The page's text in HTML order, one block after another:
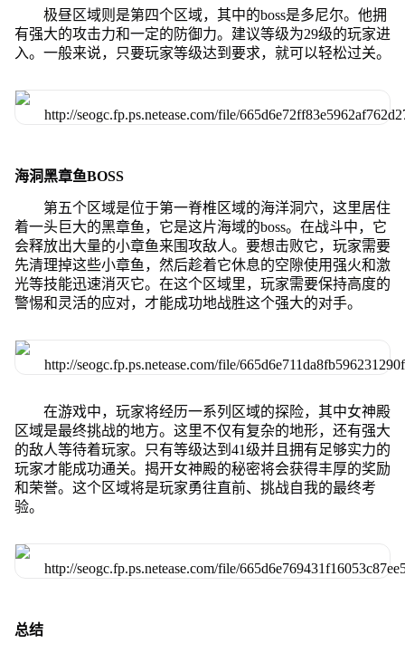
极昼区域则是第四个区域，其中的boss是多尼尔。他拥
有强大的攻击力和一定的防御力。建议等级为29级的玩家进
入。一般来说，只要玩家等级达到要求，就可以轻松过关。
海洞黑章鱼BOSS
第五个区域是位于第一脊椎区域的海洋洞穴，这里居住
着一头巨大的黑章鱼，它是这片海域的boss。在战斗中，它
会释放出大量的小章鱼来围攻敌人。要想击败它，玩家需要
先清理掉这些小章鱼，然后趁着它休息的空隙使用强火和激
光等技能迅速消灭它。在这个区域里，玩家需要保持高度的
警惕和灵活的应对，才能成功地战胜这个强大的对手。
在游戏中，玩家将经历一系列区域的探险，其中女神殿
区域是最终挑战的地方。这里不仅有复杂的地形，还有强大
的敌人等待着玩家。只有等级达到41级并且拥有足够实力的
玩家才能成功通关。揭开女神殿的秘密将会获得丰厚的奖励
和荣誉。这个区域将是玩家勇往直前、挑战自我的最终考
验。
总结